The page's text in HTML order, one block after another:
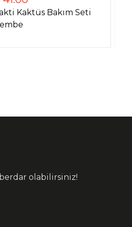
Kaktüs Bakım Seti
olabilirsiniz!